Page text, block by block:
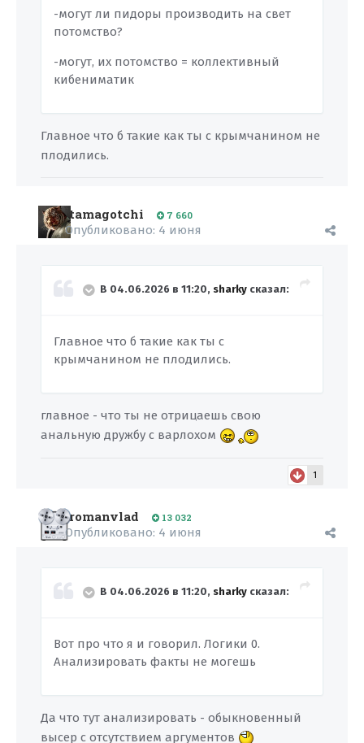
-могут ли пидоры производить на свет
потомство?
-могут, их потомство = коллективный
кибениматик
Главное что б такие как ты с крымчанином не
плодились.
tamagotchi 7 660
Опубликовано: 4 июня
В 04.06.2026 в 11:20, sharky сказал:
Главное что б такие как ты с
крымчанином не плодились.
главное - что ты не отрицаешь свою
анальную дружбу с варлохом
1
romanvlad 13 032
Опубликовано: 4 июня
В 04.06.2026 в 11:20, sharky сказал:
Вот про что я и говорил. Логики 0.
Анализировать факты не могешь
Да что тут анализировать - обыкновенный
высер с отсутствием аргументов